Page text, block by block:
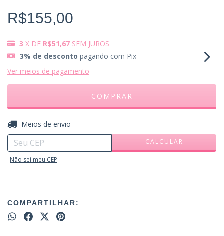
R$155,00
3 X DE R$51,67 SEM JUROS
3% de desconto pagando com Pix
Ver meios de pagamento
Entregas para o CEP:
Meios de envio
CALCULAR
Não sei meu CEP
COMPARTILHAR: